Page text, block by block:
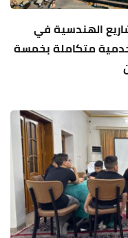
الهندسية في
متكاملة بخمسة